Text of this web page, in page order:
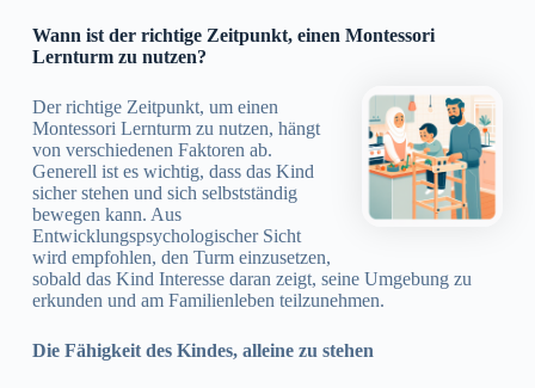
Wann ist der richtige Zeitpunkt, einen Montessori
Lernturm zu nutzen?
Der richtige Zeitpunkt, um einen
Montessori Lernturm zu nutzen, hängt
von verschiedenen Faktoren ab.
Generell ist es wichtig, dass das Kind
sicher stehen und sich selbstständig
bewegen kann. Aus
Entwicklungspsychologischer Sicht
wird empfohlen, den Turm einzusetzen,
sobald das Kind Interesse daran zeigt, seine Umgebung zu
erkunden und am Familienleben teilzunehmen.
Die Fähigkeit des Kindes, alleine zu stehen